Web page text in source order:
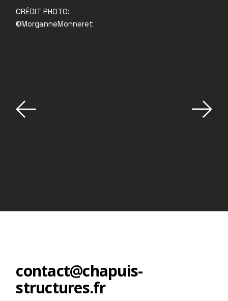
CRÉDIT PHOTO:
©MorganneMonneret
contact@chapuis-
structures.fr